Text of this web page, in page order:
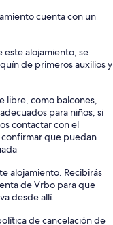
cuenta con un
este alojamiento, se
de primeros auxilios y
libre, como balcones,
para niños; si
contactar con el
que puedan
alojamiento. Recibirás
de Vrbo para que
desde allí.
de cancelación de